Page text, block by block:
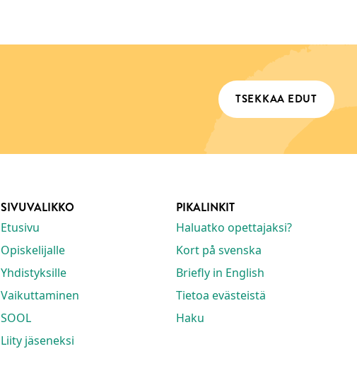
TSEKKAA EDUT
SIVUVALIKKO
Etusivu
Opiskelijalle
Yhdistyksille
Vaikuttaminen
SOOL
Liity jäseneksi
PIKALINKIT
Haluatko opettajaksi?
Kort på svenska
Briefly in English
Tietoa evästeistä
Haku